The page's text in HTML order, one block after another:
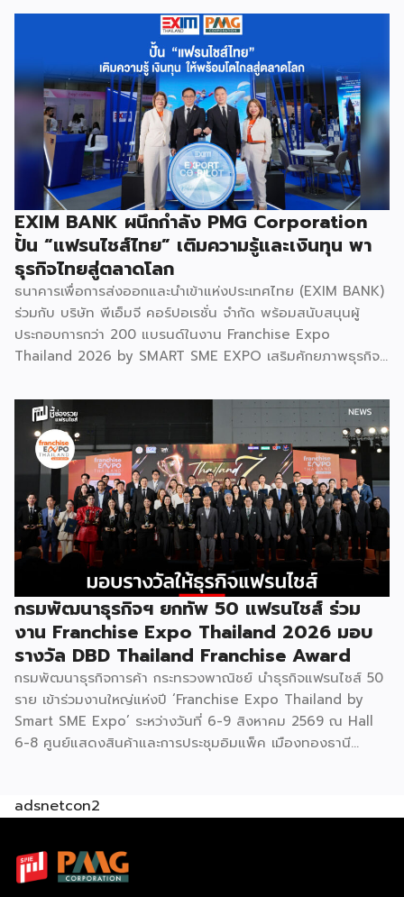
โดยมี สถาบันเทคโนโลยีนิวเคลียร์แห่งชาติ (องค์การมหาชน) หรือ
สทน. รับหน้าที่เป็นเจ้าภาพหลัก ณ สำนักงาน สทน. องครักษ์ เพื่อ
มุ่งระดมสมองวิศวกรและนักวิจัยไทยในการยกระดับเครื่องมือ
วิทยาศาสตร์ขั้นสูง และสร้างเสถียรภาพทางเทคโนโลยี
(National Resilience) ให้แก่ประเทศอย่างยั่งยืน ศ.ดร.ยศชนัน
วงศ์สวัสดิ์ รัฐมนตรีว่าการกระทรวง อว. ประธานในพิธีเปิดเปิดเผย
ว่า “การประชุมในครั้งนี้เป็นหมุดหมายสำคัญในการหลอมรวมความ
เชี่ยวชาญของ 4 สถาบันใหญ่ เพื่อขับเคลื่อนจากงานวิจัยพื้นฐาน
ไปสู่การสร้างมูลค่าเชิงอุตสาหกรรม โดยมุ่งสร้างเครือข่ายวิศวกร
สมรรถนะสูงที่จะเป็นฐานกำลังในการพัฒนาเทคโนโลยีเชิง
ยุทธศาสตร์ (Strategic Technologies) รองรับอุตสาหกรรม
แห่งอนาคต และพาประเทศก้าวทะยานสู่เวทีโลกได้อย่างภาคภูมิ”
ไฮไลต์สำคัญของการจัดงานในครั้งนี้ […]
EXIM BANK ผนึกกำลัง PMG Corporation
ปั้น “แฟรนไชส์ไทย” เติมความรู้และเงินทุน พา
ธุรกิจไทยสู่ตลาดโลก
ธนาคารเพื่อการส่งออกและนำเข้าแห่งประเทศไทย (EXIM BANK)
ร่วมกับ บริษัท พีเอ็มจี คอร์ปอเรชั่น จำกัด พร้อมสนับสนุนผู้
ประกอบการกว่า 200 แบรนด์ในงาน Franchise Expo
Thailand 2026 by SMART SME EXPO เสริมศักยภาพธุรกิจ
บริหารธุรกิจ การวางแผนการเงิน และการบริหารความเสี่ยง
เตรียมความพร้อมสำหรับการขยายตลาดสู่ต่างประเทศ โดยการ
จัดงานครั้งนี้คาดว่าจะสร้างมูลค่าทางเศรษฐกิจราว 220 ล้านบาท
แฟรนไชส์ไม่ใช่เพียงโมเดลธุรกิจ แต่คือ โอกาสในการต่อยอด
แบรนด์ไทยให้ก้าวสู่ตลาดใหม่ EXIM BANK จึงผนึกกำลัง
พันธมิตร สนับสนุนผู้ประกอบการไทยให้พร้อม ขยายธุรกิจ สร้าง
แบรนด์ และเปิดตลาดต่างประเทศ EXIM BANK พร้อมร่วมเดิน
ทางสู่การเปิดตลาดใหม่ เพื่อพา “แฟรนไชส์ไทย” เติบโตไกลใน
ตลาดโลก ด้วยบทบาท Export Co-pilot ที่พร้อมเคียงข้าง
ธุรกิจไทยในทุกเส้นทาง FacebookFacebookXXLINELine
กรมพัฒนาธุรกิจฯ ยกทัพ 50 แฟรนไชส์ ร่วม
งาน Franchise Expo Thailand 2026 มอบ
รางวัล DBD Thailand Franchise Award
กรมพัฒนาธุรกิจการค้า กระทรวงพาณิชย์ นำธุรกิจแฟรนไชส์ 50
ราย เข้าร่วมงานใหญ่แห่งปี ‘Franchise Expo Thailand by
Smart SME Expo’ ระหว่างวันที่ 6-9 สิงหาคม 2569 ณ Hall
6-8 ศูนย์แสดงสินค้าและการประชุมอิมแพ็ค เมืองทองธานี
ของกรมฯ นายพูนพงษ์ นัยนาภากรณ์ อธิบดีกรมพัฒนาธุรกิจ
“งานแฟรนไชส์ เอ็กซ์โป ไทยแลนด์ บาย สมาร์ท เอสเอ็มอี เอ็กซ์
โป (Franchise Expo Thailand by Smart SME Expo)” ซึ่ง
adsnetcon2